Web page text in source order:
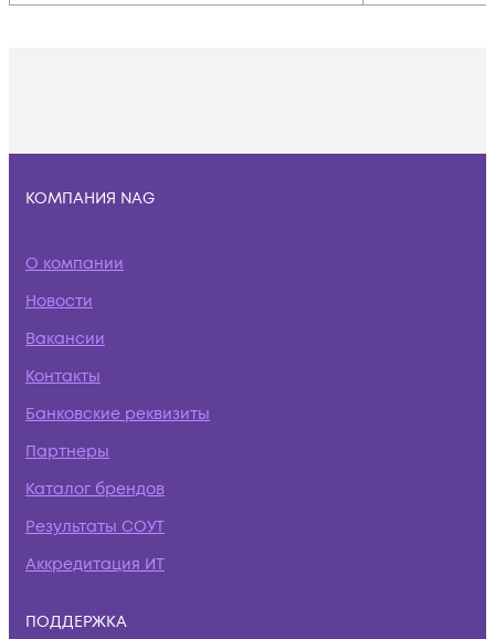
КОМПАНИЯ NAG
О компании
Новости
Вакансии
Контакты
Банковские реквизиты
Партнеры
Каталог брендов
Результаты СОУТ
Аккредитация ИТ
ПОДДЕРЖКА